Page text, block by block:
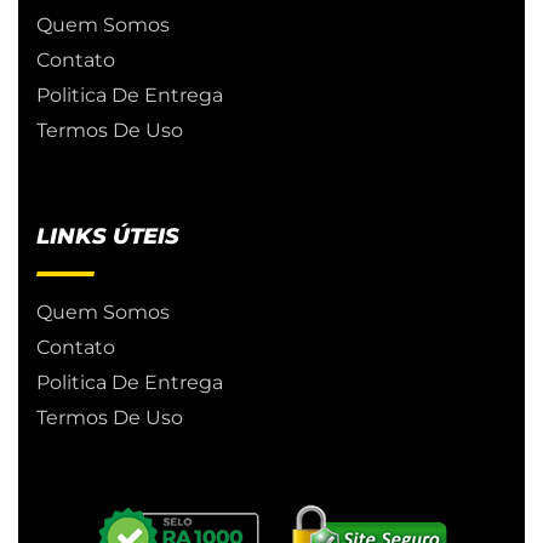
Quem Somos
Contato
Politica De Entrega
Termos De Uso
LINKS ÚTEIS
Quem Somos
Contato
Politica De Entrega
Termos De Uso